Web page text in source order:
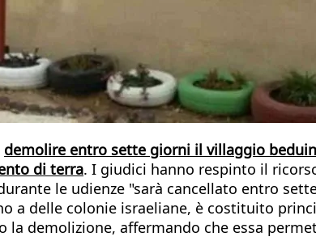
demolire entro sette giorni il villaggio
di terra. I giudici hanno respinto il
le udienze "sarà cancellato entro
a delle colonie israeliane, è costituito
demolizione, affermando che essa